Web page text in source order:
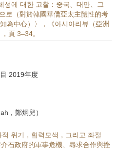
성에 대한 고찰：중국、대만、그
로（對於韓國華僑亞太主體性的考
為中心）〉，《아시아리뷰（亞洲
頁 3–34。
2019年度
，鄭炯兒）
적 위기，협력모색，그리고 좌절
石政府的軍事危機、尋求合作與挫